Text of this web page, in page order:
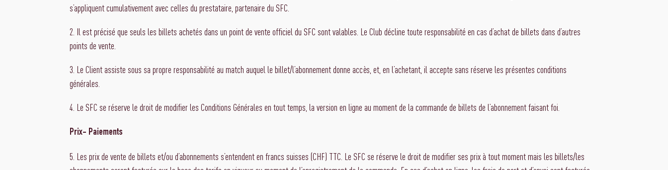
s’appliquent cumulativement avec celles du prestataire, partenaire du SFC.
2. Il est précisé que seuls les billets achetés dans un point de vente officiel du SFC sont valables. Le Club décline toute responsabilité en cas d’achat de billets dans d’autres
points de vente.
3. Le Client assiste sous sa propre responsabilité au match auquel le billet/l’abonnement donne accès, et, en l’achetant, il accepte sans réserve les présentes conditions
générales.
4. Le SFC se réserve le droit de modifier les Conditions Générales en tout temps, la version en ligne au moment de la commande de billets de l’abonnement faisant foi.
Prix- Paiements
5. Les prix de vente de billets et/ou d’abonnements s’entendent en francs suisses (CHF) TTC. Le SFC se réserve le droit de modifier ses prix à tout moment mais les billets/les